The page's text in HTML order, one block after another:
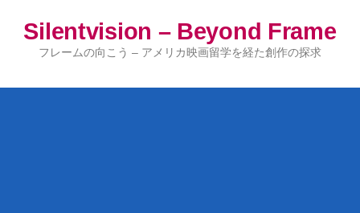
ツ
Silentvision – Beyond Frame
フレームの向こう – アメリカ映画留学を経た創作の探求